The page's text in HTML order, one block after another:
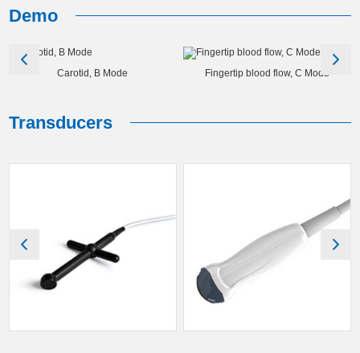
Demo
Carotid, B Mode Fingertip blood flow, C Mode
Transducers